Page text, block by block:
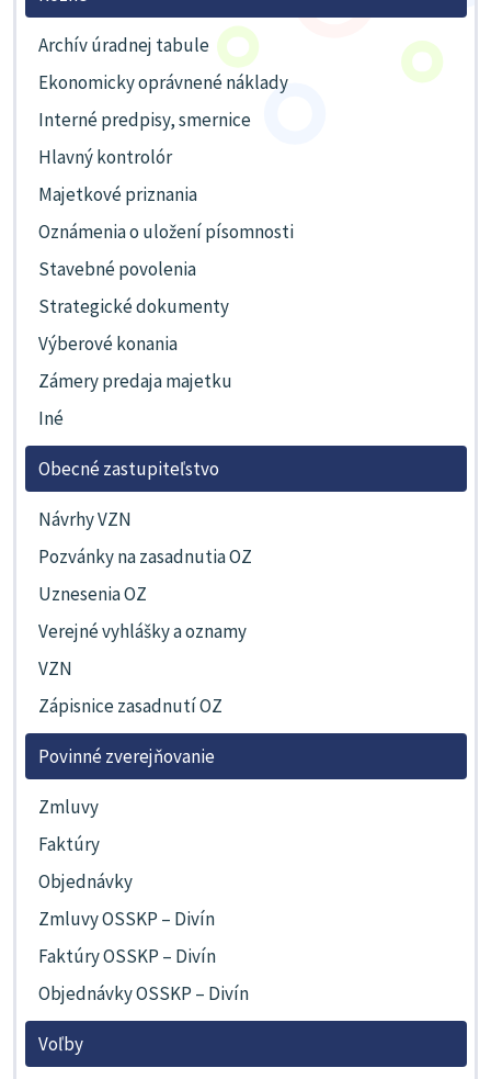
Archív úradnej tabule
Ekonomicky oprávnené náklady
Interné predpisy, smernice
Hlavný kontrolór
Majetkové priznania
Oznámenia o uložení písomnosti
Stavebné povolenia
Strategické dokumenty
Výberové konania
Zámery predaja majetku
Iné
Obecné zastupiteľstvo
Návrhy VZN
Pozvánky na zasadnutia OZ
Uznesenia OZ
Verejné vyhlášky a oznamy
VZN
Zápisnice zasadnutí OZ
Povinné zverejňovanie
Zmluvy
Faktúry
Objednávky
Zmluvy OSSKP – Divín
Faktúry OSSKP – Divín
Objednávky OSSKP – Divín
Voľby